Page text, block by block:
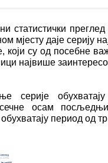
статистички
мјесту даје серију
који су од посебне
највише
серије
осам
обухватају период од